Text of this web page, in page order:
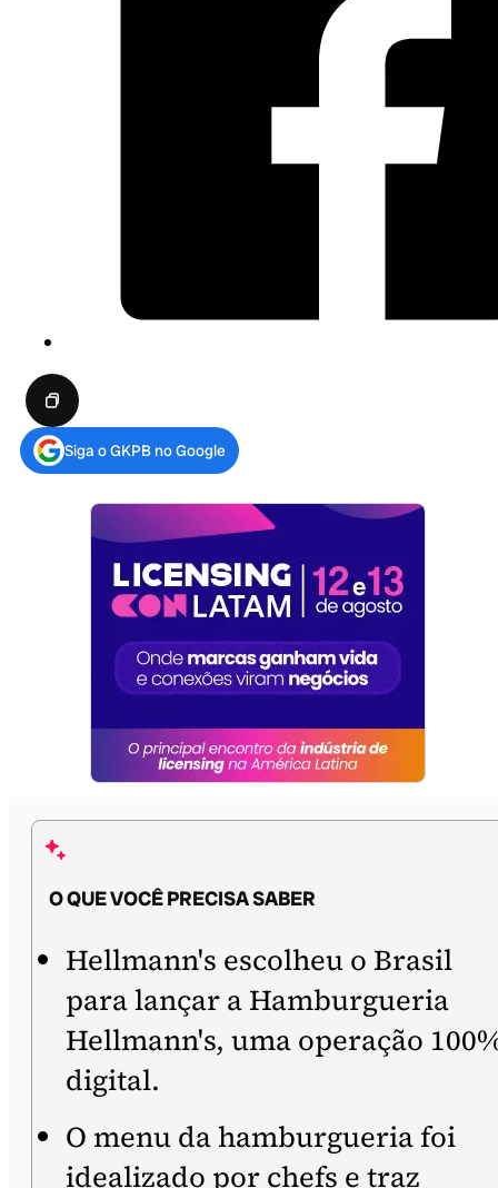
Siga o GKPB no Google
O QUE VOCÊ PRECISA SABER
Hellmann's escolheu o Brasil
para lançar a Hamburgueria
Hellmann's, uma operação
digital.
O menu da hamburgueria foi
idealizado por chefs e traz